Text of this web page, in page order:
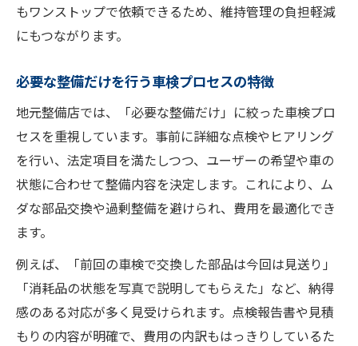
もワンストップで依頼できるため、維持管理の負担軽減
にもつながります。
必要な整備だけを行う車検プロセスの特徴
地元整備店では、「必要な整備だけ」に絞った車検プロ
セスを重視しています。事前に詳細な点検やヒアリング
を行い、法定項目を満たしつつ、ユーザーの希望や車の
状態に合わせて整備内容を決定します。これにより、ム
ダな部品交換や過剰整備を避けられ、費用を最適化でき
ます。
例えば、「前回の車検で交換した部品は今回は見送り」
「消耗品の状態を写真で説明してもらえた」など、納得
感のある対応が多く見受けられます。点検報告書や見積
もりの内容が明確で、費用の内訳もはっきりしているた